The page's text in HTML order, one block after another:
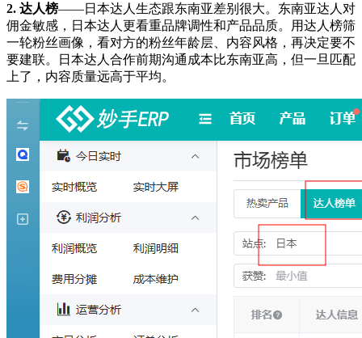
2. 达人榜——日本达人生态跟东南亚差别很大。东南亚达人对
佣金敏感，日本达人更看重品牌调性和产品品质。用达人榜筛
一轮粉丝画像，看对方的粉丝年龄层、内容风格，再决定要不
要建联。日本达人合作前期沟通成本比东南亚高，但一旦匹配
上了，内容质量远高于平均。